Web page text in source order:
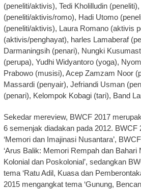
(peneliti/aktivis), Tedi Kholilludin
(peneliti/aktivis/romo), Hadi Utomo
(peneliti/aktivis), Laura Romano (aktivis
(aktivis/penghayat), harles Lamaberaf
Darmaningsih (penari), Nungki
(perupa), Yudhi Widyantoro (yoga),
Prabowo (musisi), Acep Zamzam Noor
Massardi (penyair), Jefriandi Usman
(penari), Kelompok Kobagi (tari), Band
Sekedar mereview, BWCF 2017
6 semenjak diadakan pada 2012. BWCF
‘Memori dan Imajinasi Nusantara’,
‘Arus Balik: Memori Rempah dan Bahari
Kolonial dan Poskolonial’, sedangkan
tema ‘Ratu Adil, Kuasa dan
2015 mengangkat tema ‘Gunung,